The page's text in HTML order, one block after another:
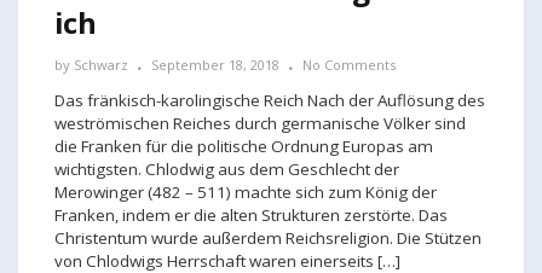
ich
by Schwarz September 18, 2018 No Comments
Das fränkisch-karolingische Reich Nach der Auflösung des
weströmischen Reiches durch germanische Völker sind
die Franken für die politische Ordnung Europas am
wichtigsten. Chlodwig aus dem Geschlecht der
Merowinger (482 – 511) machte sich zum König der
Franken, indem er die alten Strukturen zerstörte. Das
Christentum wurde außerdem Reichsreligion. Die Stützen
von Chlodwigs Herrschaft waren einerseits […]